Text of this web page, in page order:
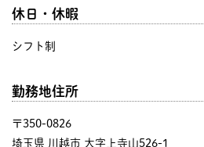
休日・休暇
シフト制
勤務地住所
〒350-0826
埼玉県 川越市 大字上寺山526-1